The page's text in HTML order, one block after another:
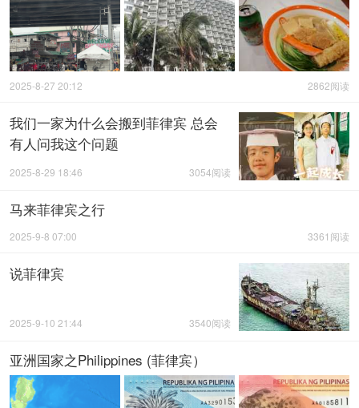
2862阅读
2025-8-27 20:12
我们一家为什么会搬到菲律宾 总会
有人问我这个问题
3054阅读
2025-8-29 18:46
马来菲律宾之行
3361阅读
2025-9-8 07:00
说菲律宾
3540阅读
2025-9-10 21:44
亚洲国家之Philippines (菲律宾）